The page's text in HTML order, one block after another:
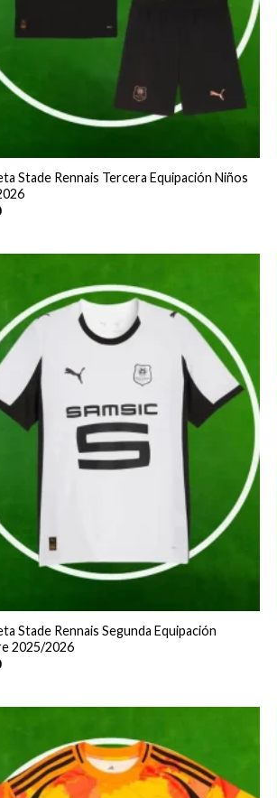
Stade Rennais Tercera Equipación Niños
Stade Rennais Segunda Equipación
2025/2026